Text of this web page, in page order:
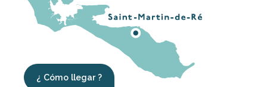
¿ Cómo llegar ?